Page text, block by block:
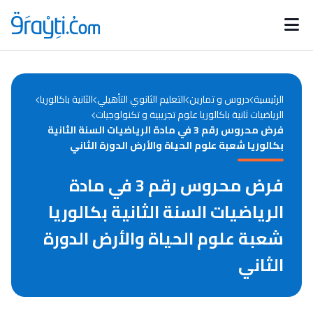
Catégories
d'actualités
Annonces bourses
الرئيسية دروس و تمارين التعليم الثانوي التأهيلي الثانية باكالوريا
الرياضيات ثانية باكالوريا علوم تجريبية و تكنولوجيات
فرض محروس رقم 3 في مادة الرياضيات السنة الثانية
بكالوريا شعبة علوم الحياة والأرض الدورة الثاني
فرض محروس رقم 3 في مادة
الرياضيات السنة الثانية بكالوريا
شعبة علوم الحياة والأرض الدورة
الثاني